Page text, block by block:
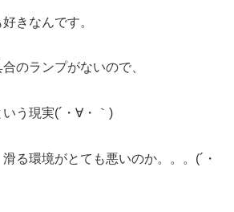
きなんです。
のランプがないので、
う現実(´・∀・｀)
る環境がとても悪いのか。。。(´・